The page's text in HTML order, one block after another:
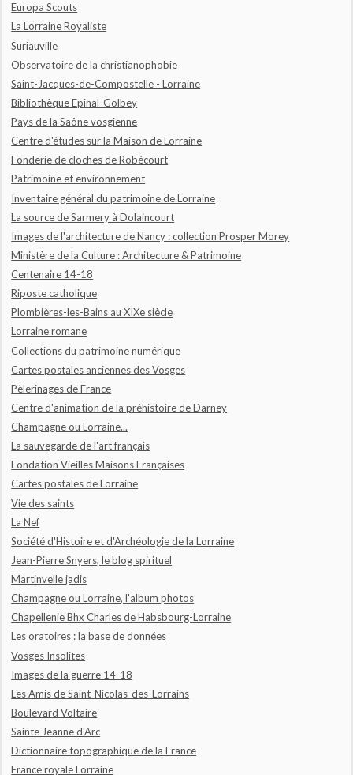
Europa Scouts
La Lorraine Royaliste
Suriauville
Observatoire de la christianophobie
Saint-Jacques-de-Compostelle - Lorraine
Bibliothèque Epinal-Golbey
Pays de la Saône vosgienne
Centre d'études sur la Maison de Lorraine
Fonderie de cloches de Robécourt
Patrimoine et environnement
Inventaire général du patrimoine de Lorraine
La source de Sarmery à Dolaincourt
Images de l'architecture de Nancy : collection Prosper Morey
Ministère de la Culture : Architecture & Patrimoine
Centenaire 14-18
Riposte catholique
Plombières-les-Bains au XIXe siècle
Lorraine romane
Collections du patrimoine numérique
Cartes postales anciennes des Vosges
Pèlerinages de France
Centre d'animation de la préhistoire de Darney
Champagne ou Lorraine...
La sauvegarde de l'art français
Fondation Vieilles Maisons Françaises
Cartes postales de Lorraine
Vie des saints
La Nef
Société d'Histoire et d'Archéologie de la Lorraine
Jean-Pierre Snyers, le blog spirituel
Martinvelle jadis
Champagne ou Lorraine, l'album photos
Chapellenie Bhx Charles de Habsbourg-Lorraine
Les oratoires : la base de données
Vosges Insolites
Images de la guerre 14-18
Les Amis de Saint-Nicolas-des-Lorrains
Boulevard Voltaire
Sainte Jeanne d'Arc
Dictionnaire topographique de la France
France royale Lorraine